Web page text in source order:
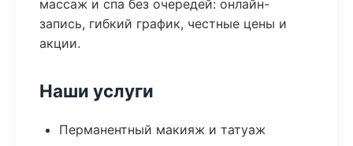
массаж и спа без очередей: онлайн-
запись, гибкий график, честные цены и
акции.
Наши услуги
Перманентный макияж и татуаж